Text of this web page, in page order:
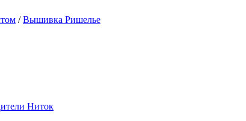
/Вышивка Ришелье
Ниток